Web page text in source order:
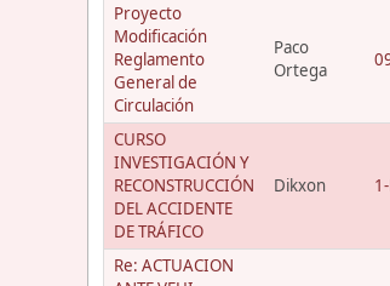
Proyecto
Modificación
Reglamento
General de
Circulación
Paco
Ortega
CURSO
INVESTIGACIÓN Y
RECONSTRUCCIÓN
DEL ACCIDENTE
DE TRÁFICO
Dikxon
Re: ACTUACION